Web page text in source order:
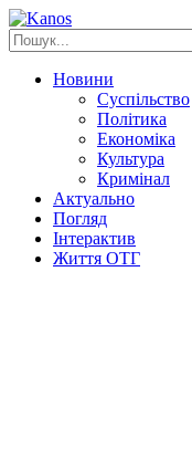
Новини
Суспільство
Політика
Економіка
Культура
Кримінал
Актуально
Погляд
Інтерактив
Життя ОТГ